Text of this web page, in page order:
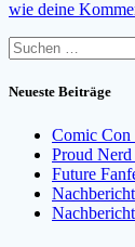
wie deine
Suchen
nach:
Neueste Beiträge
Comic Con
Proud
Future